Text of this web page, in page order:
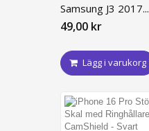
Samsung J3 2017...
49,00 kr
Lägg i varukorg